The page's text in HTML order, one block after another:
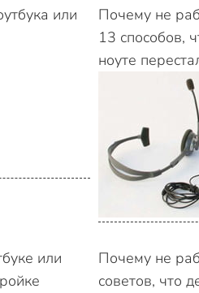
или
Почему не
13 способов,
ноуте
или
Почему не
советов, что